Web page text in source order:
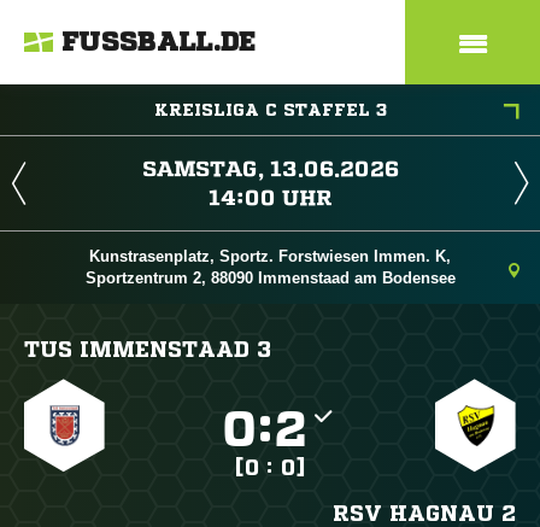
FUSSBALL.DE
KREISLIGA C STAFFEL 3
 
 
Kunstrasenplatz, Sportz. Forstwiesen Immen. K,
Sportzentrum 2, 88090 Immenstaad am Bodensee
TUS IMMENSTAAD 3
:
[0 : 0]
RSV HAGNAU 2